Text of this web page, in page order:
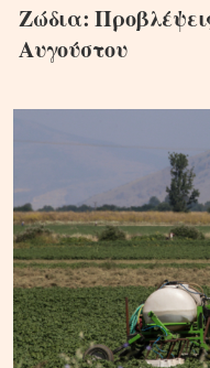
Ζώδια:
Αυγούστου